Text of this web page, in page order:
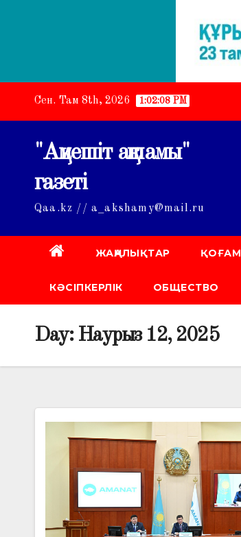
Сен. Там 8th, 2026 1:02:09 PM
"Ақмешіт ақшамы"
газеті
Qaa.kz // a_akshamy@mail.ru
ЖАҢАЛЫҚТАР ҚОҒАМ
КӘСІПКЕРЛІК ОБЩЕСТВО
Day: Наурыз 12, 2025